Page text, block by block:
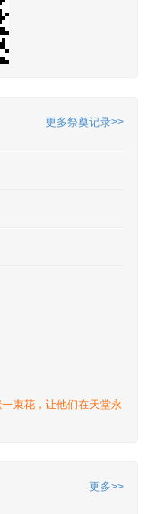
更多祭奠记录>>
束花，让他们在天堂永
更多>>